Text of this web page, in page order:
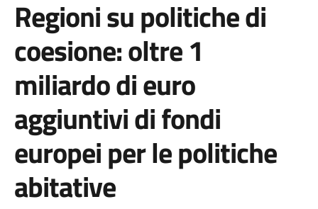
Regioni su politiche di
coesione: oltre 1
miliardo di euro
aggiuntivi di fondi
europei per le politiche
abitative